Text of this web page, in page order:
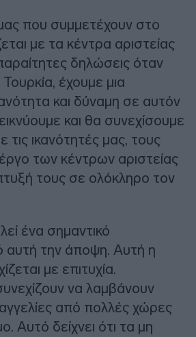
που συμμετέχουν στο
με τα κέντρα αριστείας
δηλώσεις όταν
έχουμε μια
και δύναμη σε αυτόν
και θα συνεχίσουμε
τις ικανότητές μας, τους
των κέντρων αριστείας
τους σε ολόκληρο τον
ένα σημαντικό
αυτή την άποψη. Αυτή η
με επιτυχία.
να λαμβάνουν
από πολλές χώρες
Αυτό δείχνει ότι τα μη